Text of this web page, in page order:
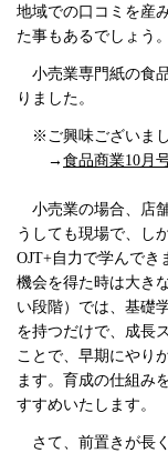
地域での口コミを産
た事もあるでしょう。
小売業専門紙の食
りました。
※ご興味ござい
→ 食品商業10月
小売業の場合、店
うしても現場で、し
OJT+自力で学んで
機会を得た時は大き
い段階）では、基礎
を持つだけで、成長
ことで、早期にやり
ます。育成の仕組み
すすめいたします。
さて、前置きが長